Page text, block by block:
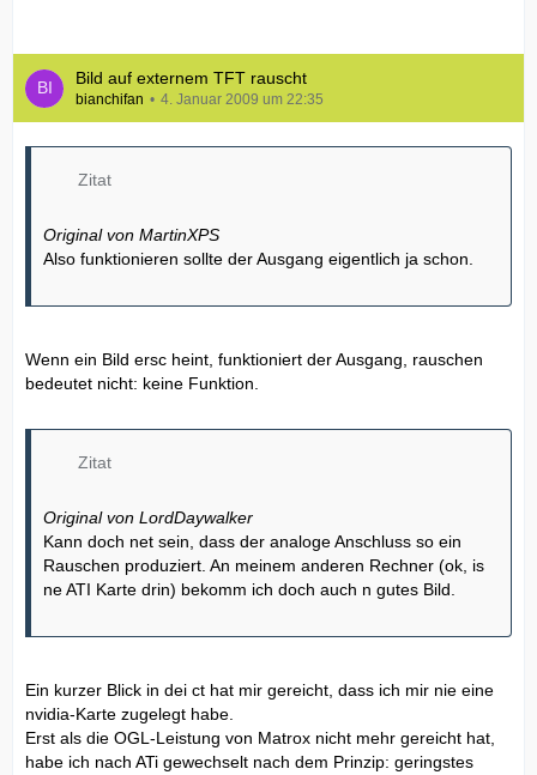
Bild auf externem TFT rauscht
bianchifan 4. Januar 2009 um 22:35
Zitat
Original von MartinXPS
Also funktionieren sollte der Ausgang eigentlich ja schon.
Wenn ein Bild ersc heint, funktioniert der Ausgang, rauschen
bedeutet nicht: keine Funktion.
Zitat
Original von LordDaywalker
Kann doch net sein, dass der analoge Anschluss so ein
Rauschen produziert. An meinem anderen Rechner (ok, is
ne ATI Karte drin) bekomm ich doch auch n gutes Bild.
Ein kurzer Blick in dei ct hat mir gereicht, dass ich mir nie eine
nvidia-Karte zugelegt habe.
Erst als die OGL-Leistung von Matrox nicht mehr gereicht hat,
habe ich nach ATi gewechselt nach dem Prinzip: geringstes